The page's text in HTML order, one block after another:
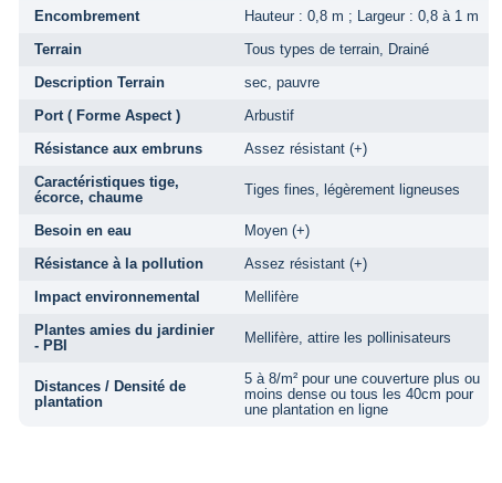
Encombrement
Hauteur : 0,8 m ; Largeur : 0,8 à 1 m
Terrain
Tous types de terrain, Drainé
Description Terrain
sec, pauvre
Port ( Forme Aspect )
Arbustif
Résistance aux embruns
Assez résistant (+)
Caractéristiques tige,
écorce, chaume
Tiges fines, légèrement ligneuses
Besoin en eau
Moyen (+)
Résistance à la pollution
Assez résistant (+)
Impact environnemental
Mellifère
Plantes amies du jardinier
- PBI
Mellifère, attire les pollinisateurs
Distances / Densité de
plantation
5 à 8/m² pour une couverture plus ou
moins dense ou tous les 40cm pour
une plantation en ligne